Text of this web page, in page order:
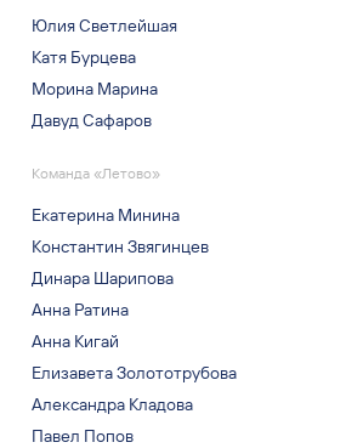
Юлия Светлейшая
Катя Бурцева
Морина Марина
Давуд Сафаров
Команда «Летово»
Екатерина Минина
Константин Звягинцев
Динара Шарипова
Анна Ратина
Анна Кигай
Елизавета Золототрубова
Александра Кладова
Павел Попов